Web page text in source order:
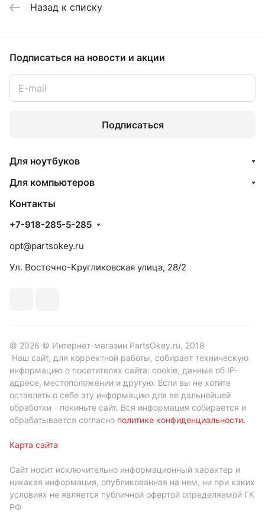
Назад к списку
Подписаться на новости и акции
Подписаться
Для ноутбуков
Для компьютеров
Контакты
+7-918-285-5-285
opt@partsokey.ru
Ул. Восточно-Кругликовская улица, 28/2
© 2026 © Интернет-магазин PartsOkey.ru, 2018
Наш сайт, для корректной работы, собирает техническую
информацию о посетителях сайта: cookie, данные об IP-
адресе, местоположении и другую. Если вы не хотите
оставлять о себе эту информацию для ее дальнейшей
обработки - покиньте сайт. Вся информация собирается и
обрабатывается согласно политике конфиденциальности.
Карта сайта
Сайт носит исключительно информационный характер и
никакая информация, опубликованная на нем, ни при каких
условиях не является публичной офертой определяемой ГК
РФ